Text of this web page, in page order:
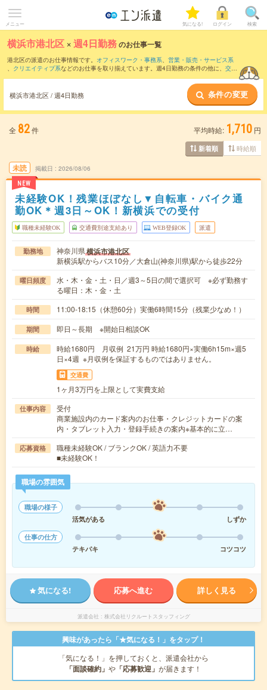
メニュー 気になる! ログイン 検索
横浜市港北区 ×週4日勤務のお仕事一覧
港北区の派遣のお仕事情報です。 オフィスワーク・事務系、 営業・販売・サービス系
、 クリエイティブ系などのお仕事を取り揃えています。週4日勤務の条件の他に、 交通
横浜市港北区 / 週4日勤務 条件の変更
全 82件 平均時給: 1,710 円
新着順 時給順
未読
NEW
掲載日 2026/08/06
未経験OK！残業ほぼなし▼自転車・バイク通
勤OK＊週3日～OK！新横浜での受付
職種未経験OK 交通費別途支給あり WEB登録OK 派遣
勤務地 神奈川県横浜市港北区
新横浜駅からバス10分／大倉山(神奈川県)駅から徒歩22分
曜日頻度
水・木・金・土・日／週3～5日の間で選択可 ※必ず勤務す
る曜日：木・金・土
時間 11:00-18:15（休憩60分）実働6時間15分（残業少なめ！）
期間 即日～長期 ※開始日相談OK
時給
時給1680円 月収例 21万円 時給1680円×実働6h15m×週5
日×4週 ※月収例を保証するものではありません。
交通費
1ヶ月3万円を上限として実費支給
仕事内容
受付
商業施設内のカード案内のお仕事・クレジットカードの案
内・タブレット入力・登録手続きの案内※基本的に立…
応募資格
職種未経験OK / ブランクOK / 英語力不要
■未経験OK！
職場の雰囲気
職場の様子
活気がある
しずか
仕事の仕方
テキパキ
コツコツ
気になる! 応募へ進む 詳しく見る
派遣会社 株式会社リクルートスタッフィング
興味があったら「★気になる！」をタップ！
「気になる！」を押しておくと、派遣会社から
「面談確約」 や 「応募歓迎」 が届きます！